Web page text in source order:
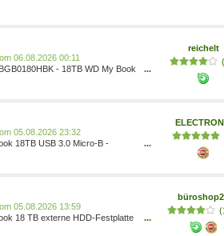
06.08.2026 00:11
- 18TB WD My Book
...
reichelt
05.08.2026 23:32
18TB USB 3.0 Micro-B -
...
05.08.2026 13:59
18 TB externe HDD-Festplatte
...